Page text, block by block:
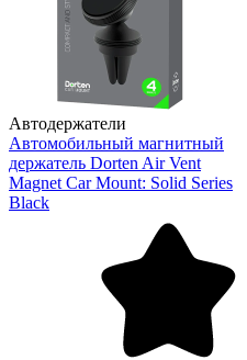
Автодержатели
Автомобильный магнитный
держатель Dorten Air Vent
Magnet Car Mount: Solid Series
Black